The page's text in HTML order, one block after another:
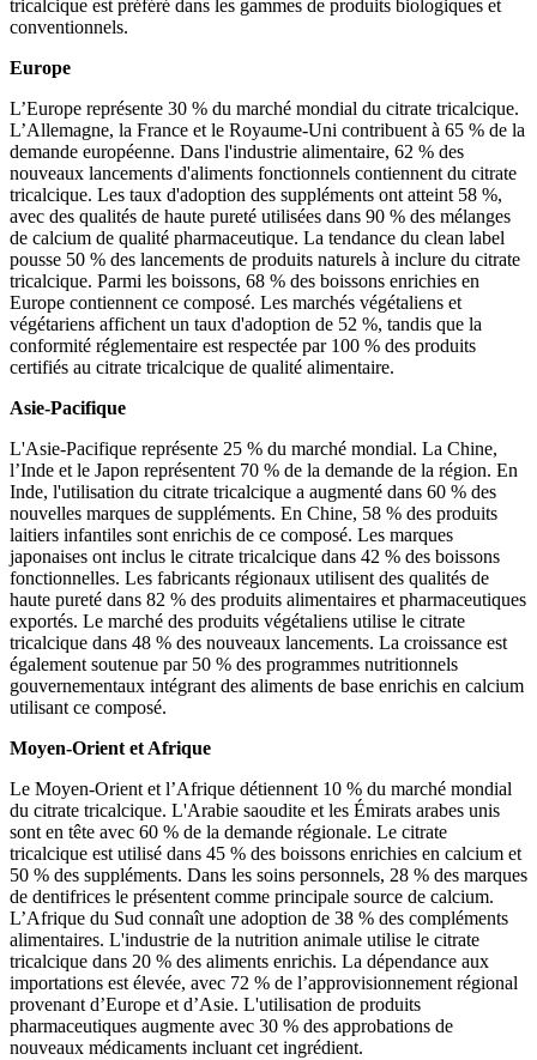
tricalcique est préféré dans les gammes de produits biologiques et
conventionnels.
Europe
L’Europe représente 30 % du marché mondial du citrate tricalcique.
L’Allemagne, la France et le Royaume-Uni contribuent à 65 % de la
demande européenne. Dans l'industrie alimentaire, 62 % des
nouveaux lancements d'aliments fonctionnels contiennent du citrate
tricalcique. Les taux d'adoption des suppléments ont atteint 58 %,
avec des qualités de haute pureté utilisées dans 90 % des mélanges
de calcium de qualité pharmaceutique. La tendance du clean label
pousse 50 % des lancements de produits naturels à inclure du citrate
tricalcique. Parmi les boissons, 68 % des boissons enrichies en
Europe contiennent ce composé. Les marchés végétaliens et
végétariens affichent un taux d'adoption de 52 %, tandis que la
conformité réglementaire est respectée par 100 % des produits
certifiés au citrate tricalcique de qualité alimentaire.
Asie-Pacifique
L'Asie-Pacifique représente 25 % du marché mondial. La Chine,
l’Inde et le Japon représentent 70 % de la demande de la région. En
Inde, l'utilisation du citrate tricalcique a augmenté dans 60 % des
nouvelles marques de suppléments. En Chine, 58 % des produits
laitiers infantiles sont enrichis de ce composé. Les marques
japonaises ont inclus le citrate tricalcique dans 42 % des boissons
fonctionnelles. Les fabricants régionaux utilisent des qualités de
haute pureté dans 82 % des produits alimentaires et pharmaceutiques
exportés. Le marché des produits végétaliens utilise le citrate
tricalcique dans 48 % des nouveaux lancements. La croissance est
également soutenue par 50 % des programmes nutritionnels
gouvernementaux intégrant des aliments de base enrichis en calcium
utilisant ce composé.
Moyen-Orient et Afrique
Le Moyen-Orient et l’Afrique détiennent 10 % du marché mondial
du citrate tricalcique. L'Arabie saoudite et les Émirats arabes unis
sont en tête avec 60 % de la demande régionale. Le citrate
tricalcique est utilisé dans 45 % des boissons enrichies en calcium et
50 % des suppléments. Dans les soins personnels, 28 % des marques
de dentifrices le présentent comme principale source de calcium.
L’Afrique du Sud connaît une adoption de 38 % des compléments
alimentaires. L'industrie de la nutrition animale utilise le citrate
tricalcique dans 20 % des aliments enrichis. La dépendance aux
importations est élevée, avec 72 % de l’approvisionnement régional
provenant d’Europe et d’Asie. L'utilisation de produits
pharmaceutiques augmente avec 30 % des approbations de
nouveaux médicaments incluant cet ingrédient.